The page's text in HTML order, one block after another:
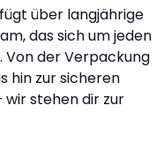
über langjährige
das sich um jeden
Von der Verpackung
hin zur sicheren
stehen dir zur